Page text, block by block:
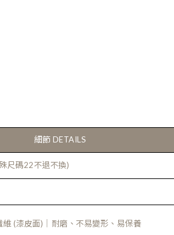
細節 DETAILS
尺碼22不退不換)
維 (漆皮面) ｜耐磨、不易變形、易保養